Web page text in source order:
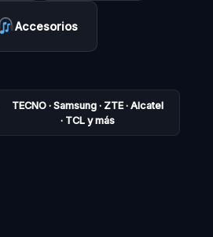
Accesorios
TECNO · Samsung · ZTE · Alcatel
· TCL y más